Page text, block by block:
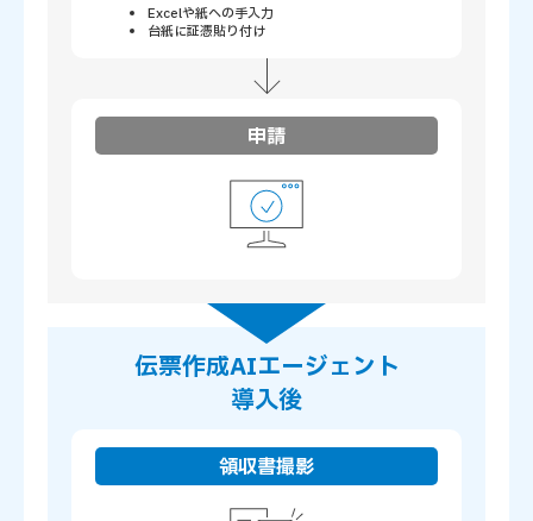
Excelや紙への手入力
台紙に証憑貼り付け
申請
伝票作成AIエージェント
導入後
領収書撮影